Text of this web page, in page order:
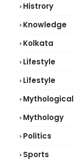
Histrory
Knowledge
Kolkata
Lifestyle
Lifestyle
Mythological
Mythology
Politics
Sports